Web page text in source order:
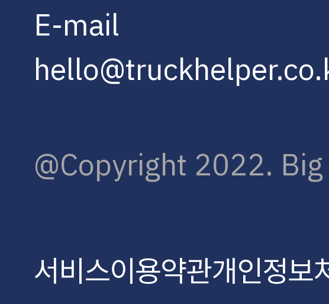
E-mail
@Copyright 2022.
서비스이용약관개인정보